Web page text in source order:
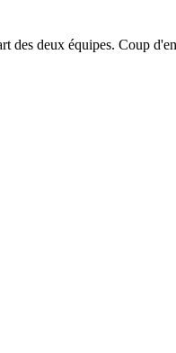
des deux équipes. Coup